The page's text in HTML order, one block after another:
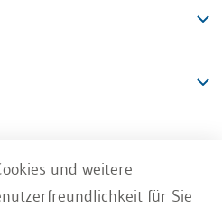
und weitere
für Sie